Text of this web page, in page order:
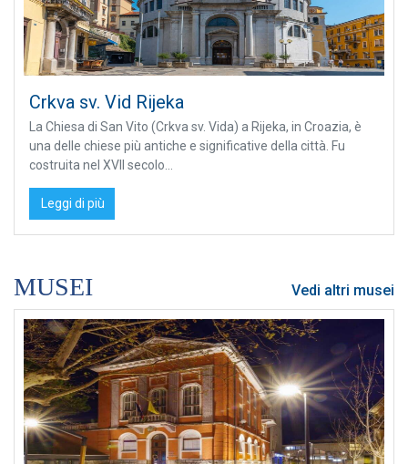
Crkva sv. Vid Rijeka
La Chiesa di San Vito (Crkva sv. Vida) a Rijeka, in Croazia, è
una delle chiese più antiche e significative della città. Fu
costruita nel XVII secolo...
Leggi di più
MUSEI Vedi altri musei